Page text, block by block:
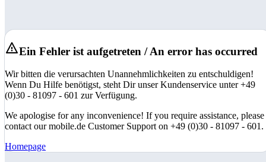
Ein Fehler ist aufgetreten / An error has occurred
Wir bitten die verursachten Unannehmlichkeiten zu entschuldigen!
Wenn Du Hilfe benötigst, steht Dir unser Kundenservice unter +49
(0)30 - 81097 - 601 zur Verfügung.
We apologise for any inconvenience! If you require assistance, please
contact our mobile.de Customer Support on +49 (0)30 - 81097 - 601.
Homepage